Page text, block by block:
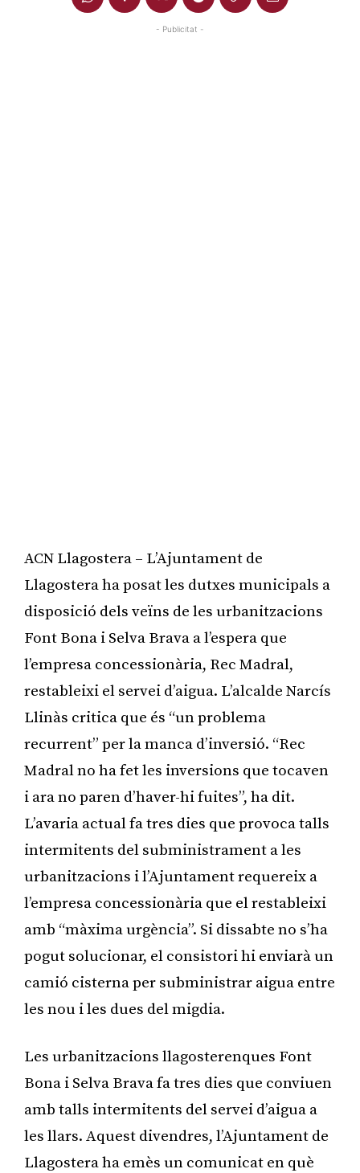
- Publicitat -
ACN Llagostera – L’Ajuntament de
Llagostera ha posat les dutxes municipals a
disposició dels veïns de les urbanitzacions
Font Bona i Selva Brava a l’espera que
l’empresa concessionària, Rec Madral,
restableixi el servei d’aigua. L’alcalde Narcís
Llinàs critica que és “un problema
recurrent” per la manca d’inversió. “Rec
Madral no ha fet les inversions que tocaven
i ara no paren d’haver-hi fuites”, ha dit.
L’avaria actual fa tres dies que provoca talls
intermitents del subministrament a les
urbanitzacions i l’Ajuntament requereix a
l’empresa concessionària que el restableixi
amb “màxima urgència”. Si dissabte no s’ha
pogut solucionar, el consistori hi enviarà un
camió cisterna per subministrar aigua entre
les nou i les dues del migdia.
Les urbanitzacions llagosterenques Font
Bona i Selva Brava fa tres dies que conviuen
amb talls intermitents del servei d’aigua a
les llars. Aquest divendres, l’Ajuntament de
Llagostera ha emès un comunicat en què